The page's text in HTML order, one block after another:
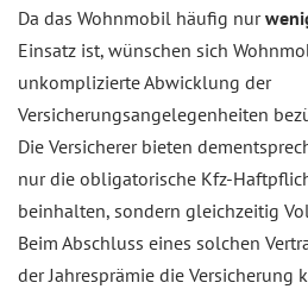
Da das Wohnmobil häufig nur
Einsatz ist, wünschen sich
unkomplizierte Abwicklung der
Versicherungsangelegenheiten
Die Versicherer bieten
nur die obligatorische Kfz-
beinhalten, sondern gleichzeitig
Beim Abschluss eines solchen
der Jahresprämie die